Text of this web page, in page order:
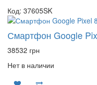
Код: 37605SK
Смартфон Google
38532 грн
Нет в наличии